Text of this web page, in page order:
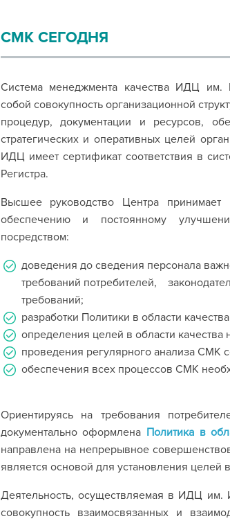
СМК СЕГОДНЯ
Система менеджмента качества ИДЦ им.
собой совокупность организационной
процедур, документации и ресурсов,
стратегических и оперативных целей
ИДЦ имеет сертификат соответствия в
Регистра.
Высшее руководство Центра принимает
обеспечению и постоянному
посредством:
доведения до сведения персонала
требований потребителей,
требований;
разработки Политики в области
определения целей в области качества
проведения регулярного анализа СМК
обеспечения всех процессов СМК
Ориентируясь на требования
документально оформлена Политика в
направлена на непрерывное
является основой для установления целей
Деятельность, осуществляемая в ИДЦ
совокупность взаимосвязанных и